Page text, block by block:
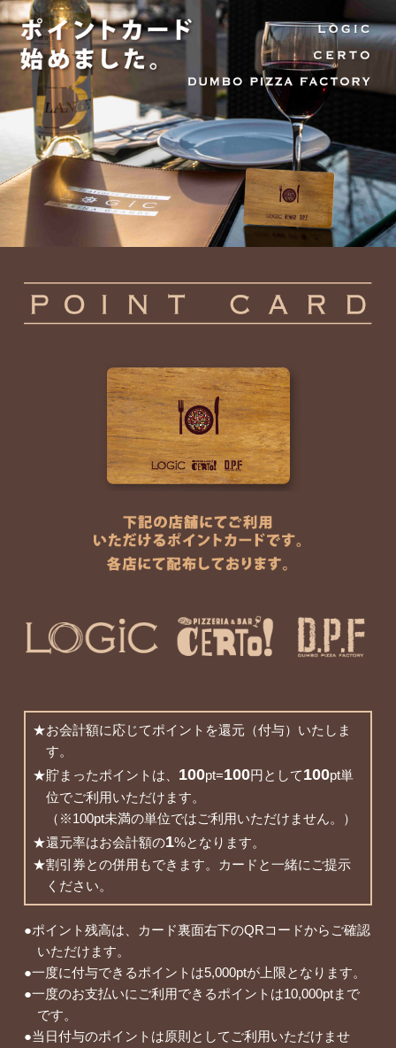
★お会計額に応じてポイントを還元（付与）いたしま
す。
★貯まったポイントは、 100pt=100円として100pt単
位でご利用いただけます。
（※100pt未満の単位ではご利用いただけません。）
★還元率はお会計額の1%となります。
★割引券との併用もできます。カードと一緒にご提示
ください。
●ポイント残高は、カード裏面右下のQRコードからご確認
いただけます。
●一度に付与できるポイントは5,000ptが上限となります。
●一度のお支払いにご利用できるポイントは10,000ptまで
です。
●当日付与のポイントは原則としてご利用いただけませ